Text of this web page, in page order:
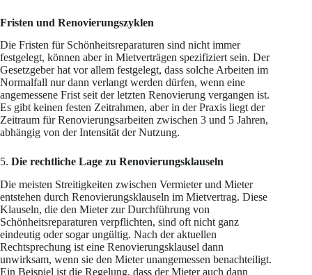
Fristen und Renovierungszyklen
Die Fristen für Schönheitsreparaturen sind nicht immer
festgelegt, können aber in Mietverträgen spezifiziert sein. Der
Gesetzgeber hat vor allem festgelegt, dass solche Arbeiten im
Normalfall nur dann verlangt werden dürfen, wenn eine
angemessene Frist seit der letzten Renovierung vergangen ist.
Es gibt keinen festen Zeitrahmen, aber in der Praxis liegt der
Zeitraum für Renovierungsarbeiten zwischen 3 und 5 Jahren,
abhängig von der Intensität der Nutzung.
5. Die rechtliche Lage zu Renovierungsklauseln
Die meisten Streitigkeiten zwischen Vermieter und Mieter
entstehen durch Renovierungsklauseln im Mietvertrag. Diese
Klauseln, die den Mieter zur Durchführung von
Schönheitsreparaturen verpflichten, sind oft nicht ganz
eindeutig oder sogar ungültig. Nach der aktuellen
Rechtsprechung ist eine Renovierungsklausel dann
unwirksam, wenn sie den Mieter unangemessen benachteiligt.
Ein Beispiel ist die Regelung, dass der Mieter auch dann